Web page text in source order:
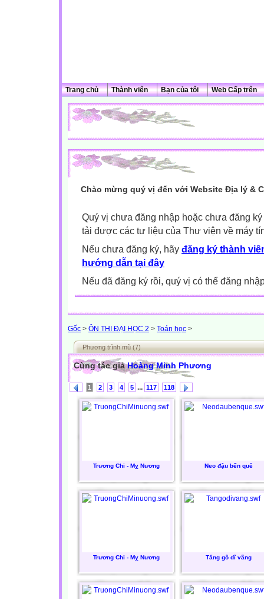
Trang chủ Thành viên Bạn của tôi Web Cấp trên
Chào mừng quý vị đến với Website Địa lý &
Quý vị chưa đăng nhập hoặc chưa đăng
tải được các tư liệu của Thư viện về máy
Nếu chưa đăng ký, hãy đăng ký thành
hướng dẫn tại đây
Nếu đã đăng ký rồi, quý vị có thể đăng
Gốc > ÔN THI ĐẠI HỌC 2 > Toán học >
Phương trình mũ (7)
Cùng tác giảHoàng Minh Phương
1 2 3 4 5 ... 117 118
Trương Chi - Mỵ Nương Neo đậu bến quê
Trương Chi - Mỵ Nương Tăng gô dĩ vãng